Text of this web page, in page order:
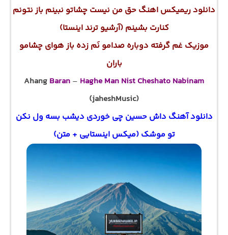
دانلود ریمیکس اهنگ حق من نیست چشاتو نبینم باز نتونم
کنارت بشینم (آرشیو ترند اینستا)
موزیک غم گرفته دوباره صدامو نَم زده باز هوای چشامو
باران
Ahang Baran – Haghe Man Nist Cheshato Nabinam
(jaheshMusic)
دانلود آهنگ داش حسین چی خوردی دیشب بسه ول نکن
تو موشک (میکس اینستایی + متن)